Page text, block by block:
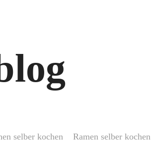
selber kochen Ramen selber kochen